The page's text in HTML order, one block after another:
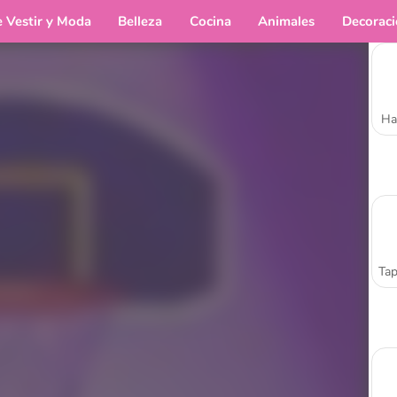
Vestir y Moda Belleza Cocina Animales